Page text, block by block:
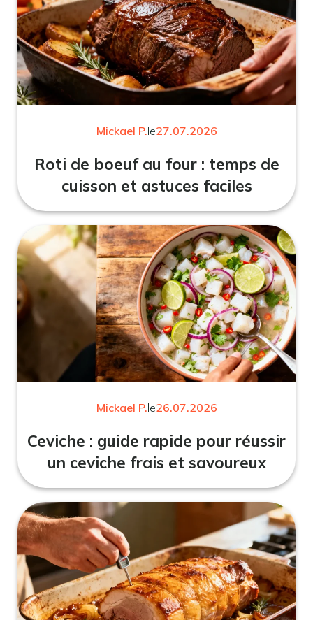
Mickael P.le27.07.2026
Roti de boeuf au four : temps de
cuisson et astuces faciles
Mickael P.le26.07.2026
Ceviche : guide rapide pour réussir
un ceviche frais et savoureux